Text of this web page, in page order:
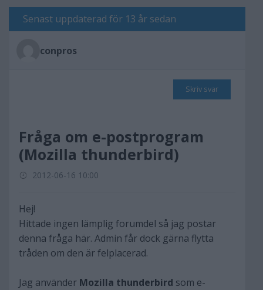
Senast uppdaterad för 13 år sedan
conpros
Skriv svar
Fråga om e-postprogram
(Mozilla thunderbird)
2012-06-16 10:00
Hej!
Hittade ingen lämplig forumdel så jag postar
denna fråga här. Admin får dock gärna flytta
tråden om den är felplacerad.
Jag använder Mozilla thunderbird som e-